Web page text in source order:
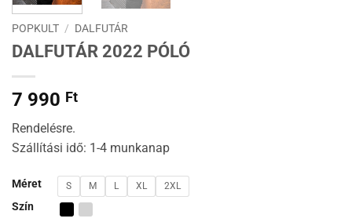
POPKULT / DALFUTÁR
DALFUTÁR 2022 PÓLÓ
7 990 Ft
Rendelésre.
Szállítási idő: 1-4 munkanap
Méret S M L XL 2XL
Szín